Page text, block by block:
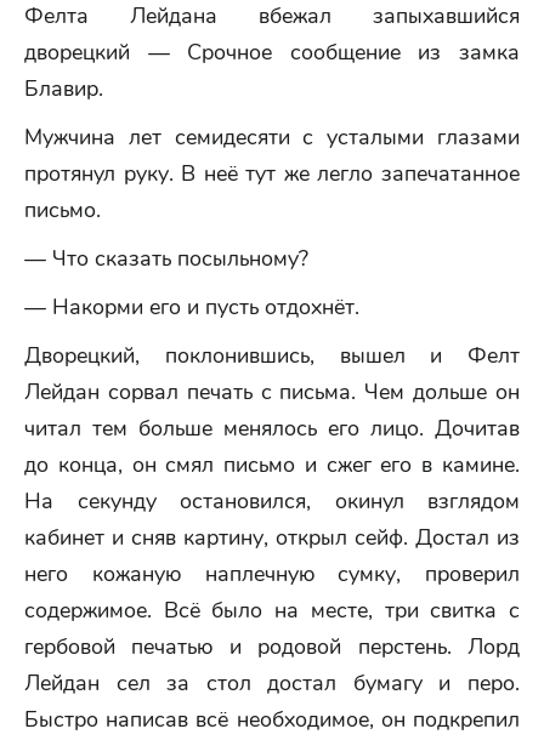
Фелта Лейдана вбежал запыхавшийся
дворецкий — Срочное сообщение из замка
Блавир.
Мужчина лет семидесяти с усталыми глазами
протянул руку. В неё тут же легло запечатанное
письмо.
— Что сказать посыльному?
— Накорми его и пусть отдохнёт.
Дворецкий, поклонившись, вышел и Фелт
Лейдан сорвал печать с письма. Чем дольше он
читал тем больше менялось его лицо. Дочитав
до конца, он смял письмо и сжег его в камине.
На секунду остановился, окинул взглядом
кабинет и сняв картину, открыл сейф. Достал из
него кожаную наплечную сумку, проверил
содержимое. Всё было на месте, три свитка с
гербовой печатью и родовой перстень. Лорд
Лейдан сел за стол достал бумагу и перо.
Быстро написав всё необходимое, он подкрепил